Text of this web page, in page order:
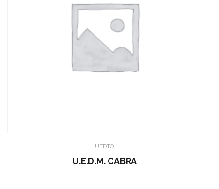
UEDTO
U.E.D.M. CABRA